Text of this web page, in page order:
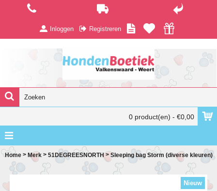
Inloggen Registreren
0 product(en) - €0,00
Home > Merk > 51DEGREESNORTH > Sleeping bag Storm (diverse kleuren)
Nieuw